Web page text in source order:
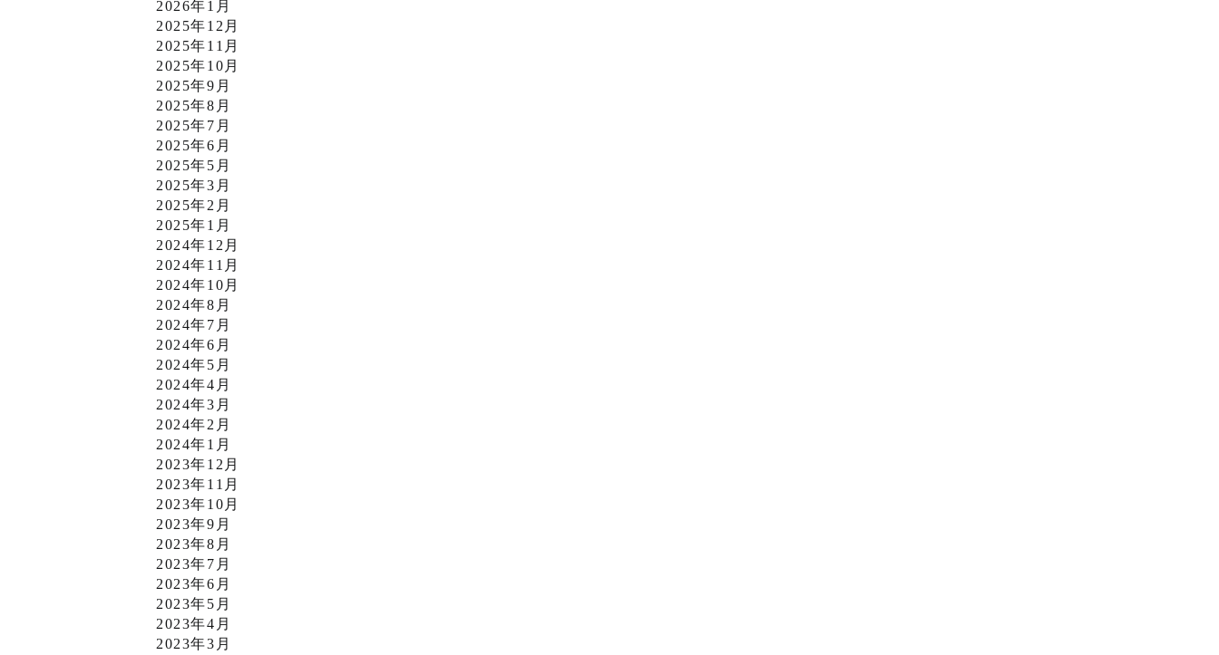
2026年1月
2025年12月
2025年11月
2025年10月
2025年9月
2025年8月
2025年7月
2025年6月
2025年5月
2025年3月
2025年2月
2025年1月
2024年12月
2024年11月
2024年10月
2024年8月
2024年7月
2024年6月
2024年5月
2024年4月
2024年3月
2024年2月
2024年1月
2023年12月
2023年11月
2023年10月
2023年9月
2023年8月
2023年7月
2023年6月
2023年5月
2023年4月
2023年3月